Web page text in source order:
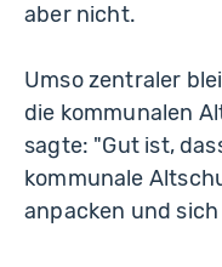
aber nicht.
Umso zentraler
die kommunalen
sagte: "Gut ist,
kommunale
anpacken und